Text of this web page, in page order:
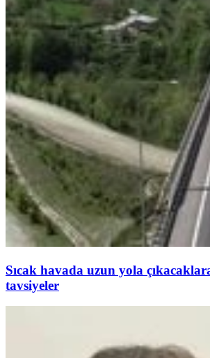
Sıcak havada uzun yola
tavsiyeler